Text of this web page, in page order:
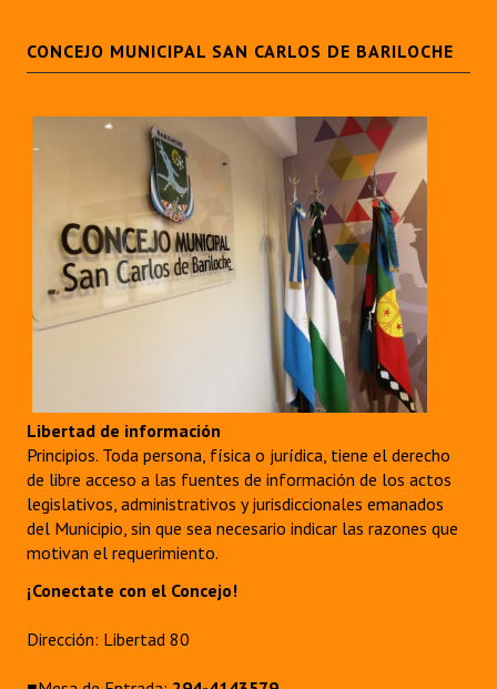
CONCEJO MUNICIPAL SAN CARLOS DE BARILOCHE
Libertad de información
Principios. Toda persona, física o jurídica, tiene el derecho
de libre acceso a las fuentes de información de los actos
legislativos, administrativos y jurisdiccionales emanados
del Municipio, sin que sea necesario indicar las razones que
motivan el requerimiento.
¡Conectate con el Concejo!
Dirección: Libertad 80